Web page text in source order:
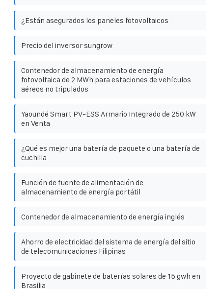
¿Están asegurados los paneles fotovoltaicos
Precio del inversor sungrow
Contenedor de almacenamiento de energía
fotovoltaica de 2 MWh para estaciones de vehículos
aéreos no tripulados
Yaoundé Smart PV-ESS Armario Integrado de 250 kW
en Venta
¿Qué es mejor una batería de paquete o una batería de
cuchilla
Función de fuente de alimentación de
almacenamiento de energía portátil
Contenedor de almacenamiento de energía inglés
Ahorro de electricidad del sistema de energía del sitio
de telecomunicaciones Filipinas
Proyecto de gabinete de baterías solares de 15 gwh en
Brasilia